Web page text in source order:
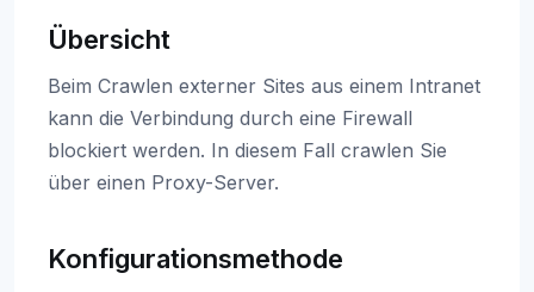
Übersicht
Beim Crawlen externer Sites aus einem Intranet
kann die Verbindung durch eine Firewall
blockiert werden. In diesem Fall crawlen Sie
über einen Proxy-Server.
Konfigurationsmethode